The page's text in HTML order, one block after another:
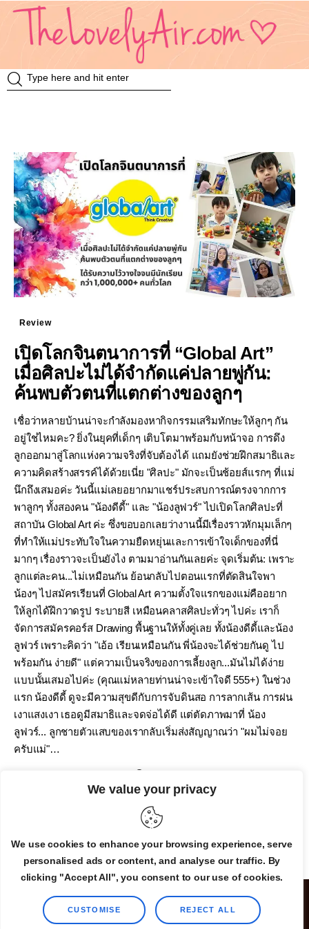
We value your privacy
We use cookies to enhance your browsing experience, serve
personalised ads or content, and analyse our traffic. By
clicking "Accept All", you consent to our use of cookies.
CUSTOMISE REJECT ALL
Travel
Knowledge
Insurance
VDO
แม่แอร์ป้ายยา
Review
เปิดโลกจินตนาการที่ “Global Art”
เมื่อศิลปะไม่ได้จำกัดแค่ปลายพู่กัน:
ค้นพบตัวตนที่แตกต่างของลูกๆ
เชื่อว่าหลายบ้านน่าจะกำลังมองหากิจกรรมเสริมทักษะให้ลูกๆ กัน
อยู่ใช่ไหมคะ? ยิ่งในยุคที่เด็กๆ เติบโตมาพร้อมกับหน้าจอ การดึง
ลูกออกมาสู่โลกแห่งความจริงที่จับต้องได้ แถมยังช่วยฝึกสมาธิและ
ความคิดสร้างสรรค์ได้ด้วยเนี่ย "ศิลปะ" มักจะเป็นช้อยส์แรกๆ ที่แม่
นึกถึงเสมอค่ะ วันนี้แม่เลยอยากมาแชร์ประสบการณ์ตรงจากการ
พาลูกๆ ทั้งสองคน "น้องดีดี้" และ "น้องลูฟวร์" ไปเปิดโลกศิลปะที่
สถาบัน Global Art ค่ะ ซึ่งขอบอกเลยว่างานนี้มีเรื่องราวหักมุมเล็กๆ
ที่ทำให้แม่ประทับใจในความยืดหยุ่นและการเข้าใจเด็กของที่นี่
มากๆ เรื่องราวจะเป็นยังไง ตามมาอ่านกันเลยค่ะ จุดเริ่มต้น: เพราะ
ลูกแต่ละคน...ไม่เหมือนกัน ย้อนกลับไปตอนแรกที่ตัดสินใจพา
น้องๆ ไปสมัครเรียนที่ Global Art ความตั้งใจแรกของแม่คืออยาก
ให้ลูกได้ฝึกวาดรูป ระบายสี เหมือนคลาสศิลปะทั่วๆ ไปค่ะ เราก็
จัดการสมัครคอร์ส Drawing พื้นฐานให้ทั้งคู่เลย ทั้งน้องดีดี้และน้อง
ลูฟวร์ เพราะคิดว่า "เอ้อ เรียนเหมือนกัน พี่น้องจะได้ช่วยกันดู ไป
พร้อมกัน ง่ายดี" แต่ความเป็นจริงของการเลี้ยงลูก...มันไม่ได้ง่าย
แบบนั้นเสมอไปค่ะ (คุณแม่หลายท่านน่าจะเข้าใจดี 555+) ในช่วง
แรก น้องดีดี้ ดูจะมีความสุขดีกับการจับดินสอ การลากเส้น การฝน
เงาแสงเงา เธอดูมีสมาธิและจดจ่อได้ดี แต่ตัดภาพมาที่ น้อง
ลูฟวร์... ลูกชายตัวแสบของเรากลับเริ่มส่งสัญญาณว่า "ผมไม่จอย
ครับแม่"…